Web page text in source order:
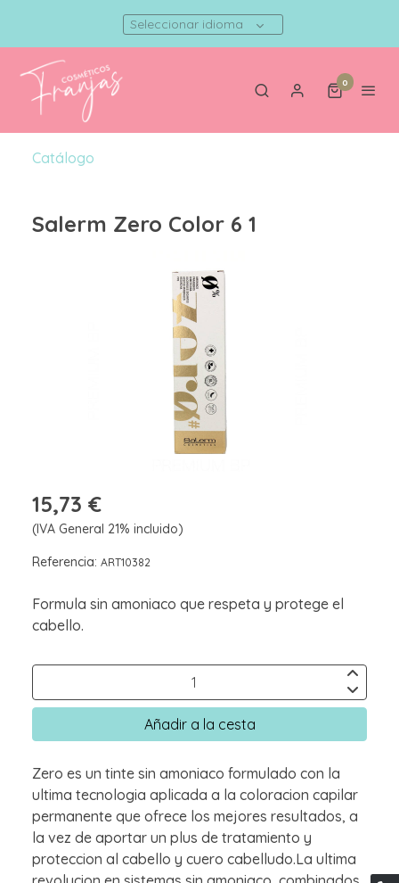
Seleccionar idioma
0
Catálogo
Salerm Zero Color 6 1
15,73 €
(IVA General 21% incluido)
Referencia: ART10382
Formula sin amoniaco que respeta y protege el
cabello.
Añadir a la cesta
Zero es un tinte sin amoniaco formulado con la
ultima tecnologia aplicada a la coloracion capilar
permanente que ofrece los mejores resultados, a
la vez de aportar un plus de tratamiento y
proteccion al cabello y cuero cabelludo.La ultima